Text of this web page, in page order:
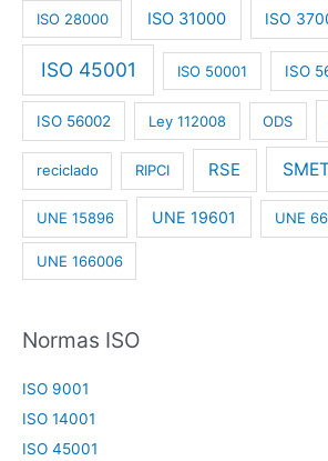
ISO 28000 ISO 31000 ISO
ISO 45001 ISO 50001 ISO
ISO 56002 Ley 112008 ODS
reciclado RIPCI RSE
UNE 15896 UNE 19601 UNE
UNE 166006
Normas ISO
ISO 9001
ISO 14001
ISO 45001